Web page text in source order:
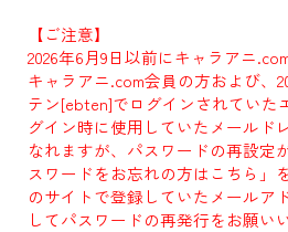
【ご注意】
2026年6月9日以前にキャラアニ
キャラアニ.com会員の方および、
テン[ebten]でログインされていた
グイン時に使用していたメールド
なれますが、パスワードの再設定
スワードをお忘れの方はこちら」
のサイトで登録していたメールア
してパスワードの再発行をお願い